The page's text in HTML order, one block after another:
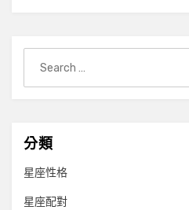
for:
分類
星座性格
星座配對